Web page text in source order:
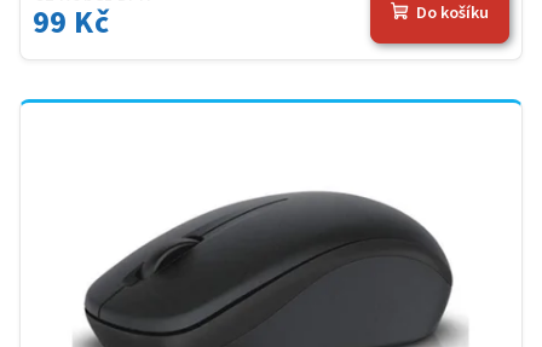
99 Kč Do košíku